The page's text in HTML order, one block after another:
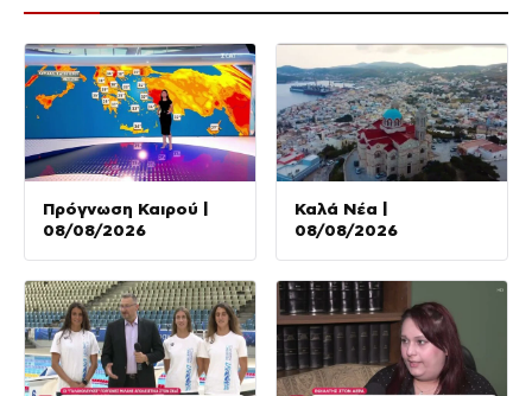
Πρόγνωση Καιρού |
08/08/2026
Καλά Νέα |
08/08/2026